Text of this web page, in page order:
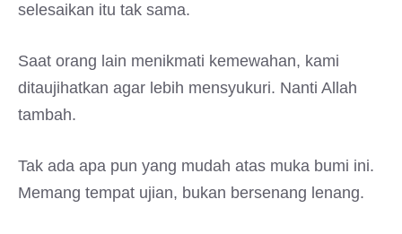
selesaikan itu tak sama.
Saat orang lain menikmati kemewahan, kami
ditaujihatkan agar lebih mensyukuri. Nanti Allah
tambah.
Tak ada apa pun yang mudah atas muka bumi ini.
Memang tempat ujian, bukan bersenang lenang.